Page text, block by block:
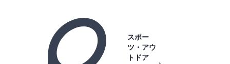
スポー
ツ・アウ
トドア